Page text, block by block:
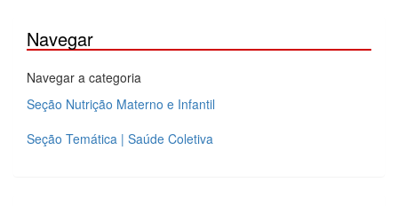
Navegar
Navegar a categoria
Seção Nutrição Materno e Infantil
Seção Temática | Saúde Coletiva